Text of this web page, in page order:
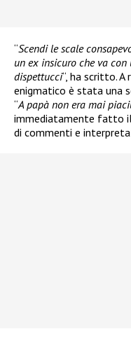
“Scendi le scale
un ex insicuro che va
dispettucci“, ha scritto.
enigmatico è stata una
“A papà non era mai
immediatamente fatto il
di commenti e